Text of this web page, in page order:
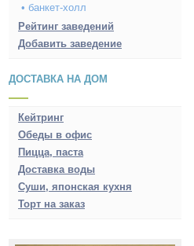
• банкет-холл
Рейтинг заведений
Добавить заведение
ДОСТАВКА НА ДОМ
Кейтринг
Обеды в офис
Пицца, паста
Доставка воды
Суши, японская кухня
Торт на заказ